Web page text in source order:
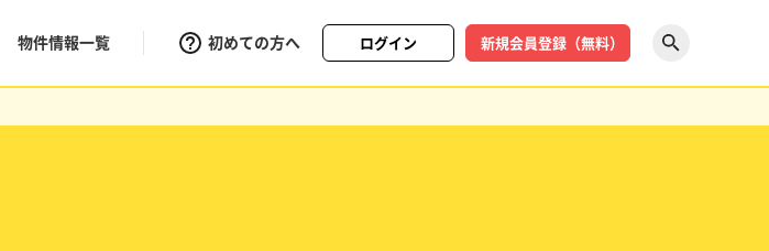
物件情報一覧 初めての方へ ログイン 新規会員登録（無料）